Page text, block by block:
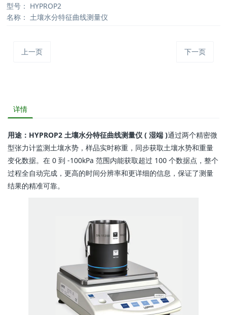
型号： HYPROP2
名称： 土壤水分特征曲线测量仪
上一页 下一页
详情
用途：HYPROP2 土壤水分特征曲线测量仪 ( 湿端 )通过两个精密微
型张力计监测土壤水势，样品实时称重，同步获取土壤水势和重量
变化数据。在 0 到 -100kPa 范围内能获取超过 100 个数据点，整个
过程全自动完成，更高的时间分辨率和更详细的信息，保证了测量
结果的精准可靠。